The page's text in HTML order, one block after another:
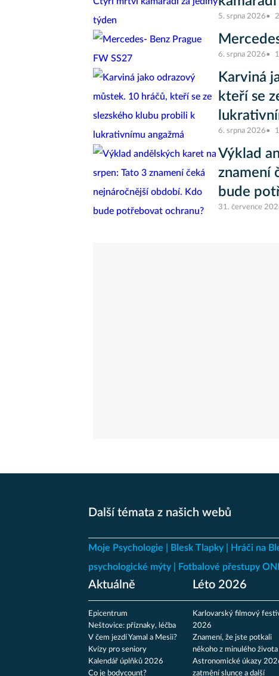
5. srpna 2026
6. srpna 2026
Karviná
kteří se
6. srpna 2026
Výklad
znamení
bude
31. července
Další témata z našich webů
Moje Psychologie Blesk Tlapky Hráči na
psychologické mýty
Fotbalové přestupy
Aktuálně
Epicentrum
Neštovice: příznaky, léčba
V čem jezdí Yamal a Mesii?
Kvízy pro seniory
Kalendář úplňků 2026
Co je bodycount?
Léto 2026
Karlovarský filmový
2026
Znamení, že jste potkali
někoho z minulého života
Astronomické úkazy
zatmění slunce a další